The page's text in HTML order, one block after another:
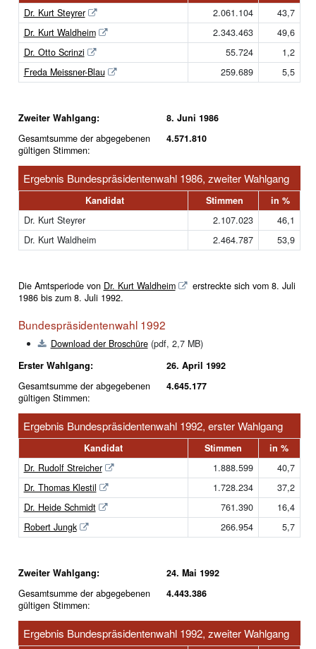
Dr. Kurt Steyrer
2.061.104
43,7
Dr. Kurt Waldheim
2.343.463
49,6
Dr. Otto Scrinzi
55.724
1,2
Freda Meissner-Blau
259.689 5,5
Zweiter Wahlgang:
Gesamtsumme der abgegebenen
gültigen Stimmen:
8. Juni 1986
4.571.810
Ergebnis Bundespräsidentenwahl 1986, zweiter Wahlgang
Kandidat Stimmen
in %
Dr. Kurt Steyrer
2.107.023
46,1
Dr. Kurt Waldheim
2.464.787 53,9
Die Amtsperiode von Dr. Kurt Waldheim
erstreckte sich vom 8. Juli
1986 bis zum 8. Juli 1992.
Bundespräsidentenwahl 1992
Download der Broschüre(pdf, 2,7 MB)
Erster Wahlgang:
Gesamtsumme der abgegebenen
gültigen Stimmen:
26. April 1992
4.645.177
Ergebnis Bundespräsidentenwahl 1992, erster Wahlgang
Kandidat Stimmen
in %
Dr. Rudolf Streicher
1.888.599
40,7
Dr. Thomas Klestil
1.728.234
37,2
Dr. Heide Schmidt
761.390
16,4
Robert Jungk
266.954 5,7
Zweiter Wahlgang:
Gesamtsumme der abgegebenen
gültigen Stimmen:
24. Mai 1992
4.443.386
Ergebnis Bundespräsidentenwahl 1992, zweiter Wahlgang